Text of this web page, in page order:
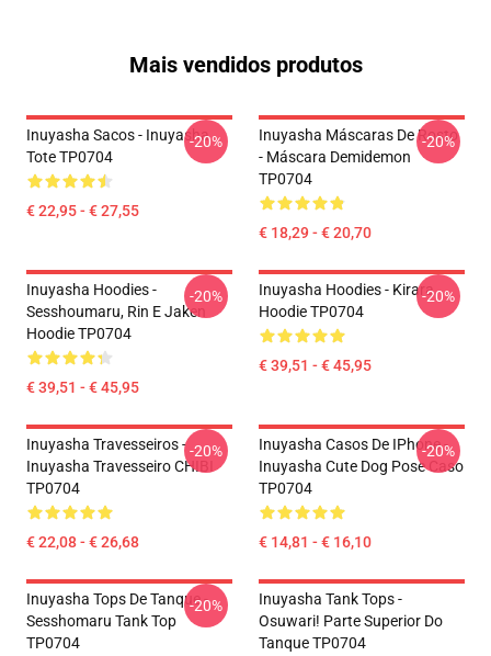
Mais vendidos produtos
Inuyasha Sacos - Inuyasha
Tote TP0704
€ 22,95 - € 27,55
-20%
Inuyasha Máscaras De Rosto
- Máscara Demidemon
TP0704
€ 18,29 - € 20,70
-20%
Inuyasha Hoodies -
Sesshoumaru, Rin E Jaken
Hoodie TP0704
€ 39,51 - € 45,95
-20%
Inuyasha Hoodies - Kirara
Hoodie TP0704
€ 39,51 - € 45,95
-20%
Inuyasha Travesseiros -
Inuyasha Travesseiro CHIBI
TP0704
€ 22,08 - € 26,68
-20%
Inuyasha Casos De IPhone -
Inuyasha Cute Dog Pose Caso
TP0704
€ 14,81 - € 16,10
-20%
Inuyasha Tops De Tanque -
Sesshomaru Tank Top
TP0704
-20%
Inuyasha Tank Tops -
Osuwari! Parte Superior Do
Tanque TP0704